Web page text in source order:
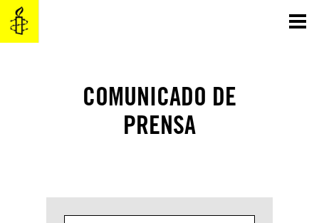
Saltar
contenido
COMUNICADO DE
PRENSA